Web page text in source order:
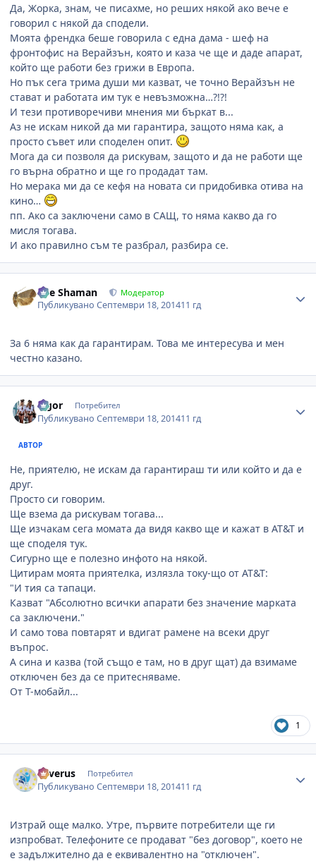
Да, Жорка, знам, че писахме, но реших някой ако вече е
говорил с някой да сподели.
Моята френдка беше говорила с една дама - шеф на
фронтофис на Верайзън, която и каза че ще и даде апарат,
който ще работи без грижи в Европа.
Но пък сега трима души ми казват, че точно Верайзън не
стават и работата им тук е невъзможна…?!?!
И тези противоречиви мнения ми бъркат в...
Аз не искам никой да ми гарантира, защото няма как, а
просто съвет или споделен опит.
Мога да си позволя да рискувам, защото и да не работи ще
го върна обратно и ще го продадат там.
Но мерака ми да се кефя на новата си придобивка отива на
кино…
пп. Ако са заключени само в САЩ, то няма какво да го
мисля тогава.
И ако правилно съм те разбрал, разбира се.
The Shaman Модератор
ПубликуваноСептември 18, 201411 гд
За 6 няма как да гарантирам. Това ме интересува и мен
честно казано.
algor Потребител
ПубликуваноСептември 18, 201411 гд
АВТОР
Не, приятелю, не искам да гарантираш ти или който и да е
друг.
Просто си говорим.
Ще взема да рискувам тогава...
Ще изчакам сега момата да видя какво ще и кажат в AT&T и
ще споделя тук.
Сигурно ще е полезно инфото на някой.
Цитирам моята приятелка, излязла току-що от AT&T:
"И тия са тапаци.
Казват "Абсолютно всички апарати без значение марката
са заключени."
И само това повтарят и вдигат рамене на всеки друг
въпрос.
А сина и казва (той също е там, но в друг щат) да взимаме
отключен без да се притесняваме.
От Т-мобайл...
1
Severus Потребител
ПубликуваноСептември 18, 201411 гд
Изтрай още малко. Утре, първите потребители ще ги
изпробват. Телефоните се продават "без договор", което не
е задължително да е еквивалентно на "отключен".